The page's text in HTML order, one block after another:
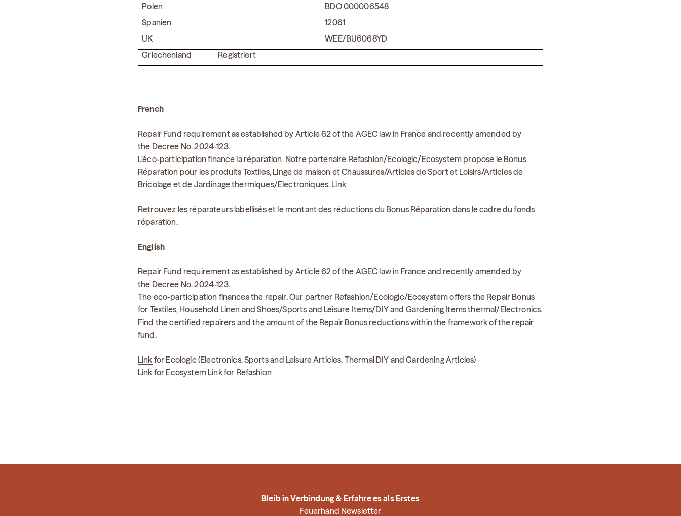
Polen
BDO 000006548
Spanien
12061
UK
WEE/BU6068YD
Griechenland
Registriert
French
Repair Fund requirement as established by Article 62 of the AGEC law in France and recently amended by
the Decree No. 2024-123.
L’éco-participation finance la réparation. Notre partenaire Refashion/Ecologic/Ecosystem propose le Bonus
Réparation pour les produits Textiles, Linge de maison et Chaussures/Articles de Sport et Loisirs/Articles de
Bricolage et de Jardinage thermiques/Electroniques. Link
Retrouvez les réparateurs labellisés et le montant des réductions du Bonus Réparation dans le cadre du fonds
réparation.
English
Repair Fund requirement as established by Article 62 of the AGEC law in France and recently amended by
the Decree No. 2024-123.
The eco-participation finances the repair. Our partner Refashion/Ecologic/Ecosystem offers the Repair Bonus
for Textiles, Household Linen and Shoes/Sports and Leisure Items/DIY and Gardening Items thermal/Electronics.
Find the certified repairers and the amount of the Repair Bonus reductions within the framework of the repair
fund.
Linkfor Ecologic (Electronics, Sports and Leisure Articles, Thermal DIY and Gardening Articles)
Linkfor Ecosystem Linkfor Refashion
Bleib in Verbindung & Erfahre es als Erstes
Feuerhand Newsletter